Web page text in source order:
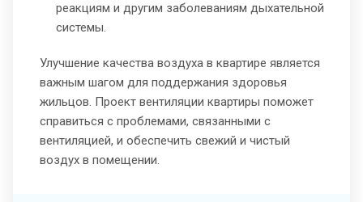
реакциям и другим заболеваниям дыхательной
системы.
Улучшение качества воздуха в квартире является
важным шагом для поддержания здоровья
жильцов. Проект вентиляции квартиры поможет
справиться с проблемами, связанными с
вентиляцией, и обеспечить свежий и чистый
воздух в помещении.